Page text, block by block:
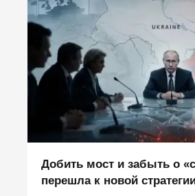
Добить мост и забыть о
перешла к новой